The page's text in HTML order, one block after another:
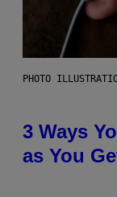
PHOTO
3 Ways
as You